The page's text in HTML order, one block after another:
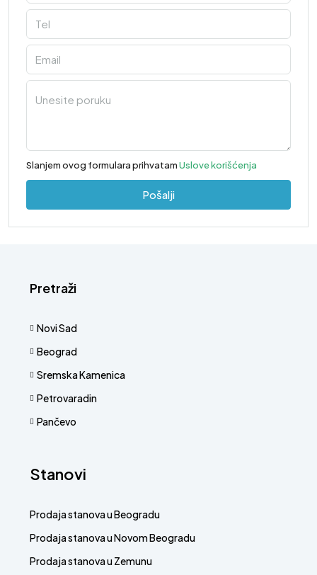
Slanjem ovog formulara prihvatamUslove korišćenja
Pošalji
Pretraži
Novi Sad
Beograd
Sremska Kamenica
Petrovaradin
Pančevo
Stanovi
Prodaja stanova u Beogradu
Prodaja stanova u Novom Beogradu
Prodaja stanova u Zemunu